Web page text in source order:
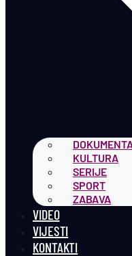
KULTURA
SERIJE
SPORT
ZABAVA
VIDEO
VIJESTI
KONTAKTI